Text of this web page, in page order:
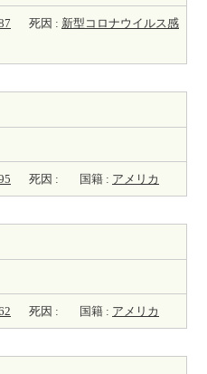
死因 : 新型コロナウイルス感
死因 : 国籍 : アメリカ
死因 : 国籍 : アメリカ